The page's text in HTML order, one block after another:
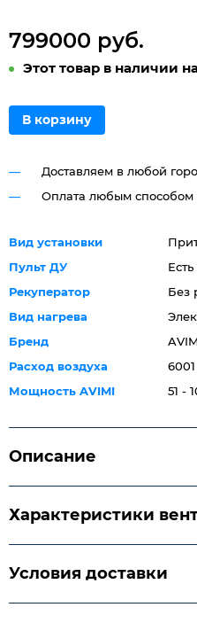
799000 руб.
Этот товар в наличии
В корзину
Доставляем в любой
Оплата любым способом
Вид установки
Пульт ДУ
Есть
Рекуператор
Без
Вид нагрева
Бренд
Расход воздуха
Мощность AVIMI
51 -
Описание
Характеристики
Условия доставки